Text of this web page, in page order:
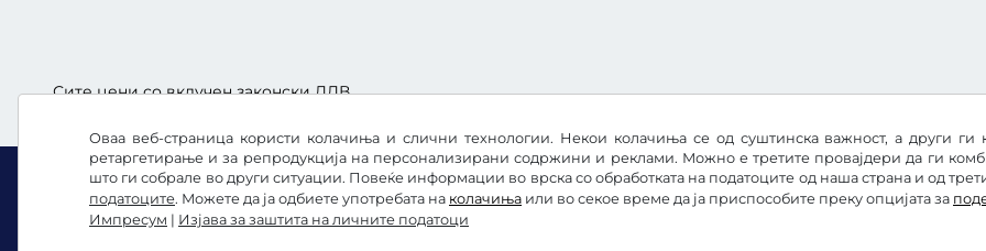
Оваа веб-страница користи колачиња и слични технологии. Некои колачиња се од суштинска важност, а други
ретаргетирање и за репродукција на персонализирани содржини и реклами. Можно е третите провајдери да ги
што ги собрале во други ситуации. Повеќе информации во врска со обработката на податоците од наша страна и од
податоците. Можете да ја одбиете употребата на колачиња или во секое време да ја приспособите преку опцијата за
Импресум | Изјава за заштита на личните податоци
Сите цени со вклучен законски ДДВ.